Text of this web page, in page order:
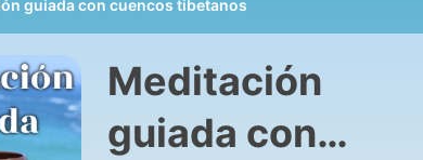
guiada con cuencos tibetanos
Meditación
guiada con